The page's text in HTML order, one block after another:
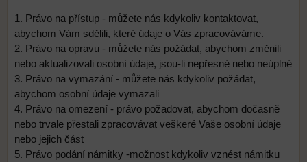
1. Právo na přístup - můžete nás kdykoliv kontaktovat,
abychom Vám sdělili, které údaje o Vás zpracováváme.
2. Právo na opravu - můžete nás požádat, abychom změnili
nebo aktualizovali osobní údaje, jsou-li nepřesné nebo neúplné
3. Právo na vymazání - můžete nás kdykoliv požádat,
abychom osobní údaje vymazali
4. Právo na omezení - právo požadovat, abychom dočasně
nebo trvale přestali zpracovávat veškeré Vaše osobní údaje
nebo jejich část
5. Právo podání námitky -možnost kdykoliv vznést námitku